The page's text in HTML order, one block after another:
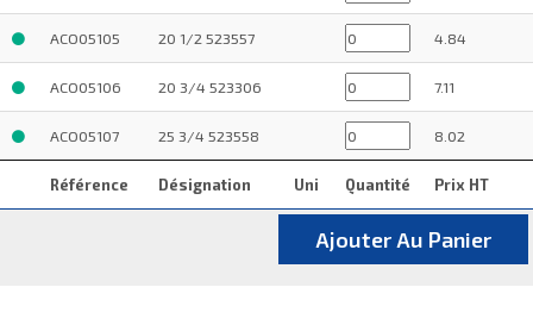
Référence Désignation Uni Quantité Prix HT
ACO05105 20 1/2 523557 4.84
ACO05106 20 3/4 523306 7.11
ACO05107 25 3/4 523558 8.02
Ajouter Au Panier